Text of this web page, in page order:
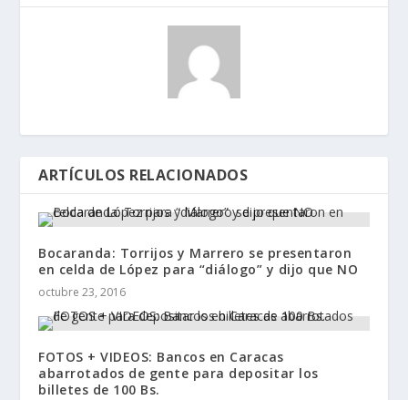
ARTÍCULOS RELACIONADOS
Bocaranda: Torrijos y Marrero se presentaron
en celda de López para “diálogo” y dijo que NO
octubre 23, 2016
FOTOS + VIDEOS: Bancos en Caracas
abarrotados de gente para depositar los
billetes de 100 Bs.